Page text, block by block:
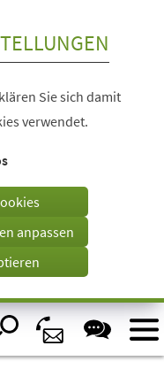
Sie sich damit
verwendet.
anpassen